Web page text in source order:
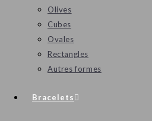
Olives
Cubes
Ovales
Rectangles
Autres formes
Bracelets